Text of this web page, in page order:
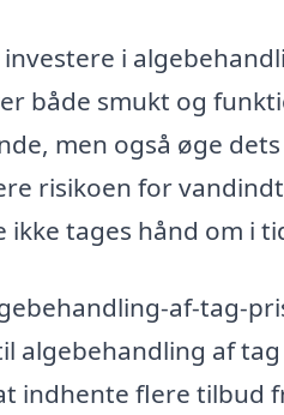
investere i
både smukt og
men også øge
risikoen for
ikke tages hånd om i
af-tag-
algebehandling af
indhente flere tilbud